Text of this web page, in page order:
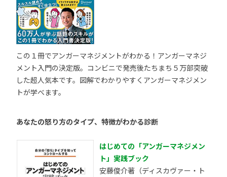
この１冊でアンガーマネジメントがわかる！アンガーマネジ
メント入門の決定版。コンビニで発売後たちまち５万部突破
した超人気本です。図解でわかりやすくアンガーマネジメン
トが学べます。
あなたの怒り方のタイプ、特徴がわかる診断
はじめての「アンガーマネジメン
ト」実践ブック
安藤俊介著（ディスカヴァー・ト